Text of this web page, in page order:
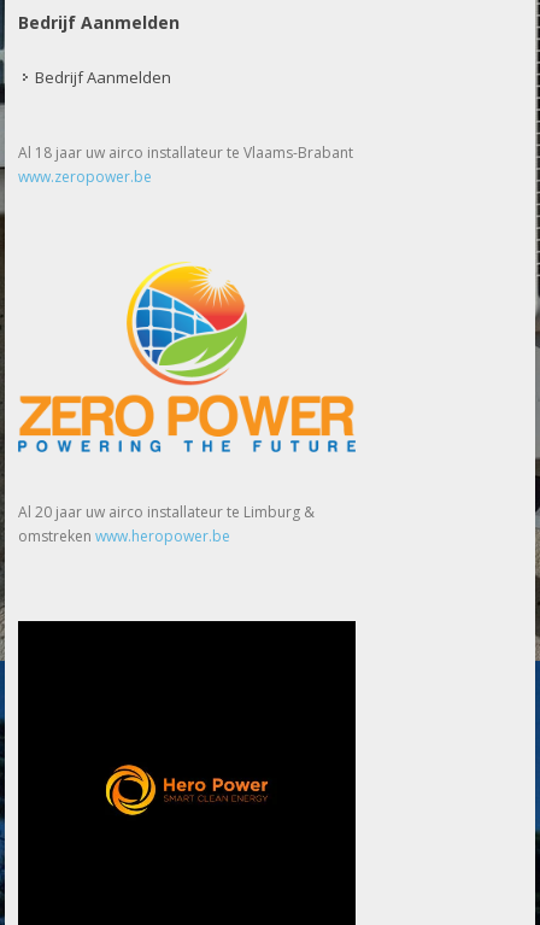
Bedrijf Aanmelden
Bedrijf Aanmelden
Al 18 jaar uw airco installateur te Vlaams-Brabant
www.zeropower.be
Al 20 jaar uw airco installateur te Limburg &
omstrekenwww.heropower.be